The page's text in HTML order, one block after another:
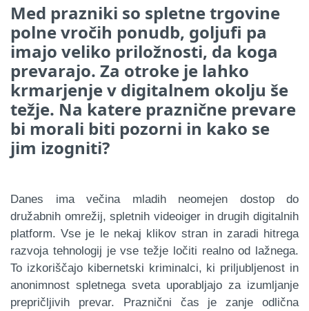
Med prazniki so spletne trgovine
polne vročih ponudb, goljufi pa
imajo veliko priložnosti, da koga
prevarajo. Za otroke je lahko
krmarjenje v digitalnem okolju še
težje. Na katere praznične prevare
bi morali biti pozorni in kako se
jim izogniti?
Danes ima večina mladih neomejen dostop do
družabnih omrežij, spletnih videoiger in drugih digitalnih
platform. Vse je le nekaj klikov stran in zaradi hitrega
razvoja tehnologij je vse težje ločiti realno od lažnega.
To izkoriščajo kibernetski kriminalci, ki priljubljenost in
anonimnost spletnega sveta uporabljajo za izumljanje
prepričljivih prevar. Praznični čas je zanje odlična